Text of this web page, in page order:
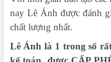
nay Lê Ánh được đánh
chất lượng nhất.
Lê Ánh là 1 trong số